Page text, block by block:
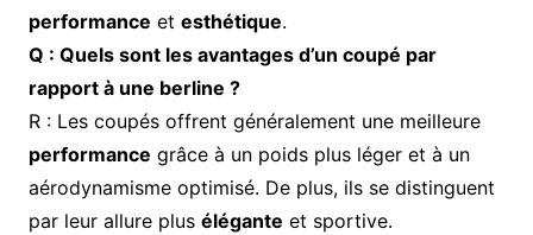
performance et esthétique.
Q : Quels sont les avantages d’un coupé par
rapport à une berline ?
R : Les coupés offrent généralement une meilleure
performance grâce à un poids plus léger et à un
aérodynamisme optimisé. De plus, ils se distinguent
par leur allure plus élégante et sportive.